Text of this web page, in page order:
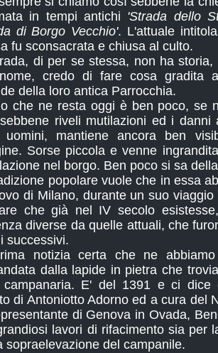
in tempi antichi 'Strada dello
di Borgo Vecchio'. L'attuale
fu sconsacrata e chiusa al culto.
di per se stessa, non ha
credo di fare cosa gradita
della loro antica Parrocchia.
che ne resta oggi è ben poco, se
riveli mutilazioni ed i danni
uomini, mantiene ancora ben
Sorse piccola e venne
nel borgo. Ben poco si sa
popolare vuole che in essa
di Milano, durante un suo
che già nel IV secolo
diverse da quelle attuali, che
successivi.
notizia certa che ne
dalla lapide in pietra che
campanaria. E' del 1391 e ci dice
di Antoniotto Adorno ed a cura del
di Genova in Ovada,
lavori di rifacimento sia per
sopraelevazione del campanile.